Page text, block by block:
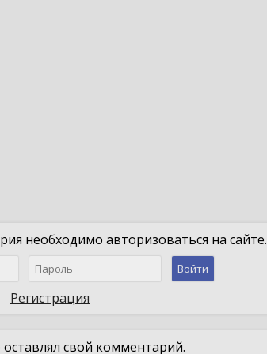
необходимо авторизоваться на сайте.
Войти
Регистрация
свой комментарий.